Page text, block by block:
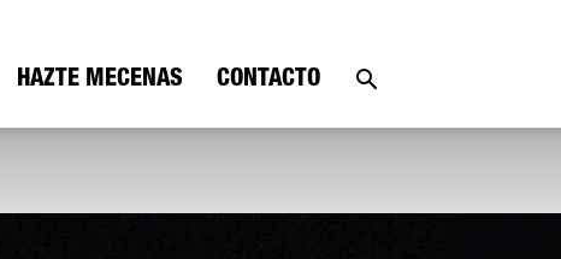
HAZTE MECENAS CONTACTO